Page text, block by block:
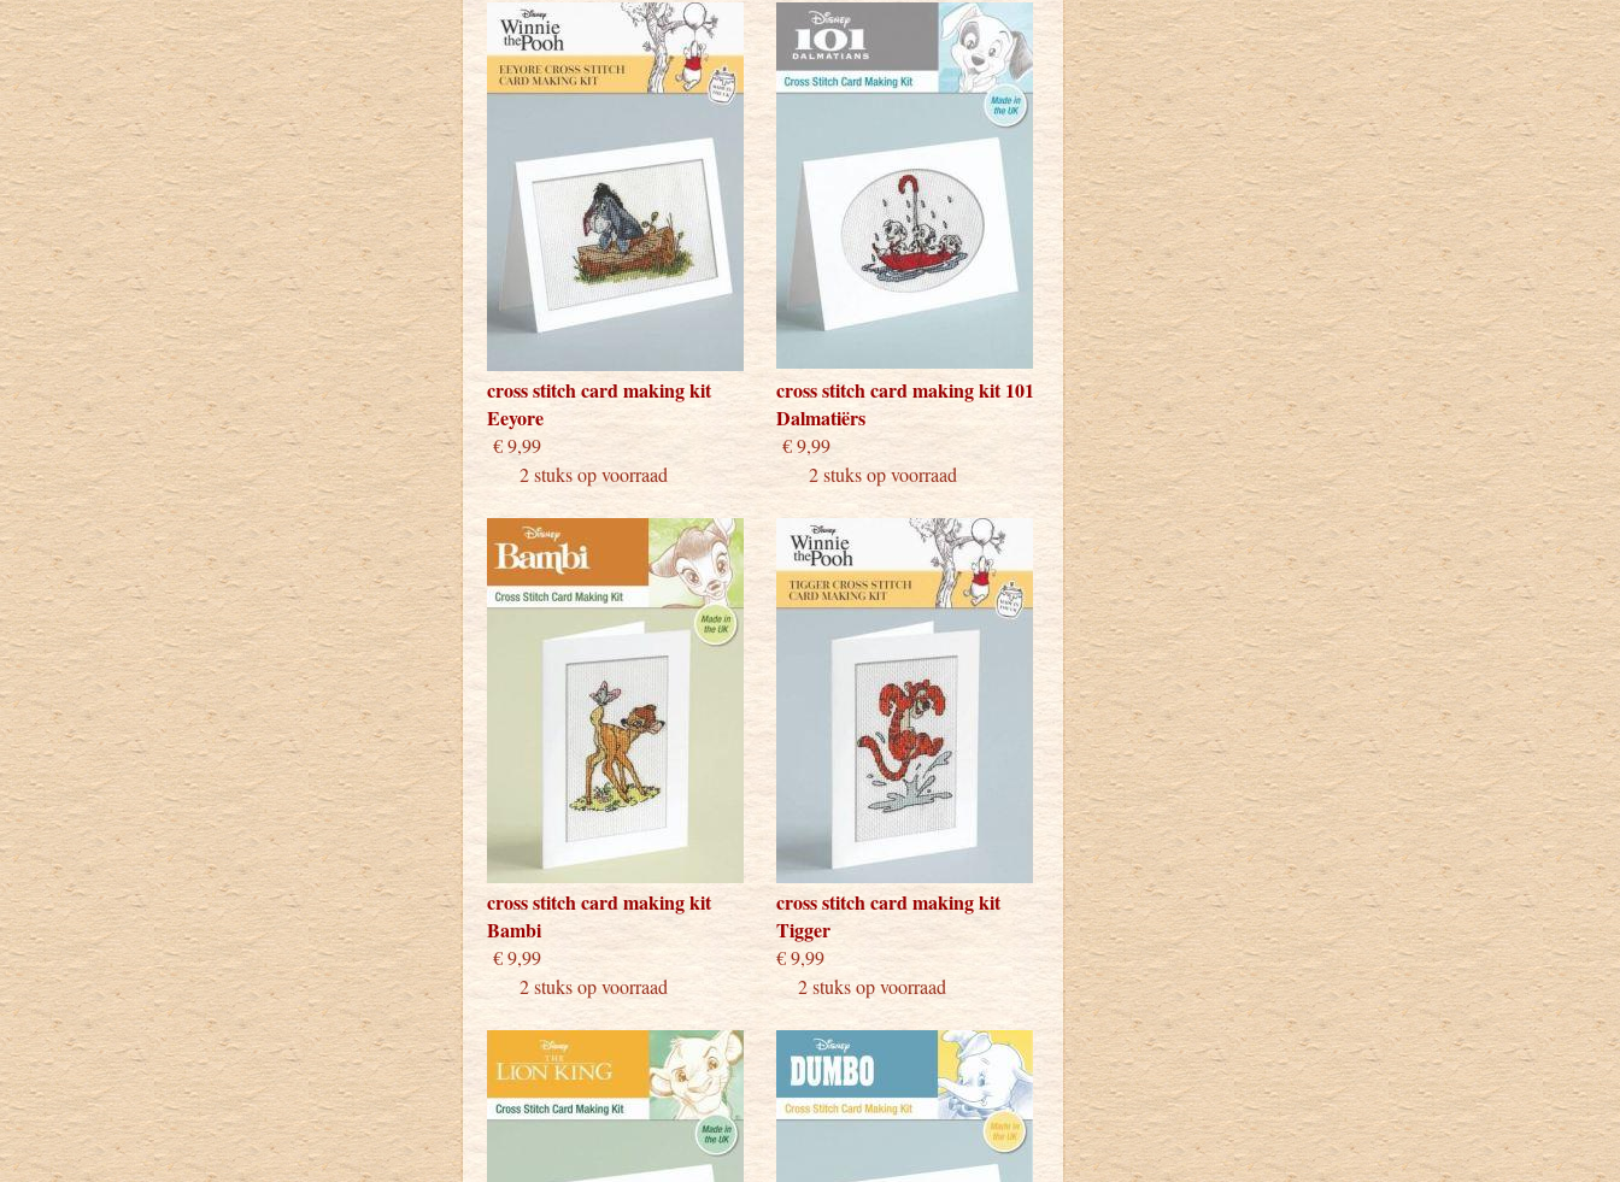
cross stitch card making kit
Eeyore
€ 9,99
2 stuks op voorraad
cross stitch card making kit 101
Dalmatiërs
€ 9,99
2 stuks op voorraad
cross stitch card making kit
Bambi
€ 9,99
2 stuks op voorraad
cross stitch card making kit
Tigger
€ 9,99
2 stuks op voorraad